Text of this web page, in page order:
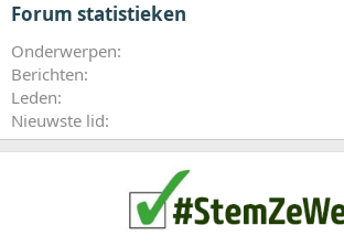
Forum statistieken
Onderwerpen
Berichten
Leden
Nieuwste lid